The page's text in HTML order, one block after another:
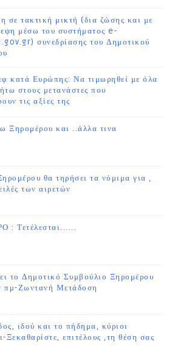
σε τακτική μικτή (δια ζώσης και με
μέσω του συστήματος e-
συνεδρίασης του Δημοτικού
κατά Ευρώπης: Να τιμωρηθεί με όλα
στους μετανάστες που
τις αξίες της
Ξηρομέρου και ..άλλα τινα
θα τηρήσει τα νόμιμα για ,
των αιρετών
: Τετέλεσται......
το Δημοτικό Συμβούλιο Ξηρομέρου
πμ-Ζωντανή Μετάδοση
ιδού και το πήδημα, κύριοι
Ξεκαθαρίστε, επιτέλους ,τη θέση σας